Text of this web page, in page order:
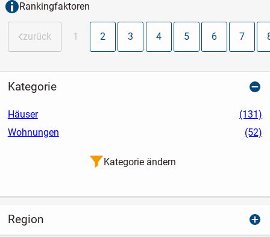
Rankingfaktoren
zurück 1 2 3 4 5 6 7
Kategorie
Häuser
(131)
Wohnungen
(52)
Kategorie ändern
Region